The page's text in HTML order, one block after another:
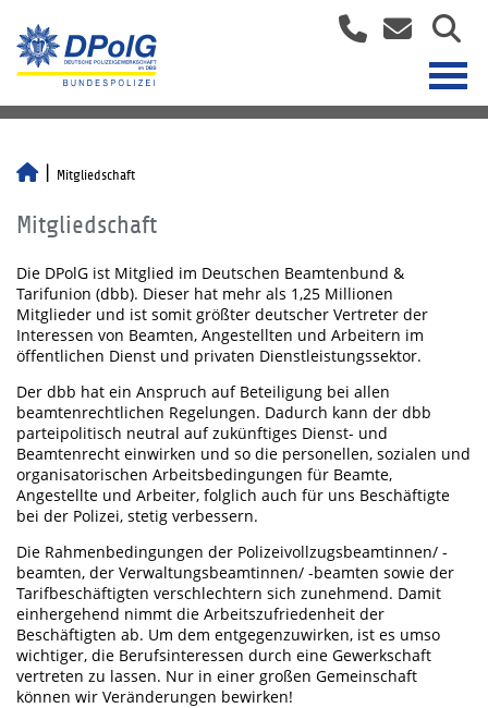
Mitgliedschaft
Mitgliedschaft
Die DPolG ist Mitglied im Deutschen Beamtenbund &
Tarifunion (dbb). Dieser hat mehr als 1,25 Millionen
Mitglieder und ist somit größter deutscher Vertreter der
Interessen von Beamten, Angestellten und Arbeitern im
öffentlichen Dienst und privaten Dienstleistungssektor.
Der dbb hat ein Anspruch auf Beteiligung bei allen
beamtenrechtlichen Regelungen. Dadurch kann der dbb
parteipolitisch neutral auf zukünftiges Dienst- und
Beamtenrecht einwirken und so die personellen, sozialen und
organisatorischen Arbeitsbedingungen für Beamte,
Angestellte und Arbeiter, folglich auch für uns Beschäftigte
bei der Polizei, stetig verbessern.
Die Rahmenbedingungen der Polizeivollzugsbeamtinnen/ -
beamten, der Verwaltungsbeamtinnen/ -beamten sowie der
Tarifbeschäftigten verschlechtern sich zunehmend. Damit
einhergehend nimmt die Arbeitszufriedenheit der
Beschäftigten ab. Um dem entgegenzuwirken, ist es umso
wichtiger, die Berufsinteressen durch eine Gewerkschaft
vertreten zu lassen. Nur in einer großen Gemeinschaft
können wir Veränderungen bewirken!